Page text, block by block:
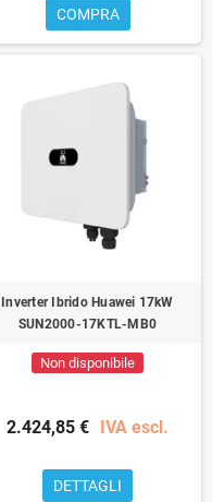
COMPRA
Inverter Ibrido Huawei 17kW
SUN2000-17KTL-MB0
Non disponibile
2.424,85 € IVA escl.
DETTAGLI